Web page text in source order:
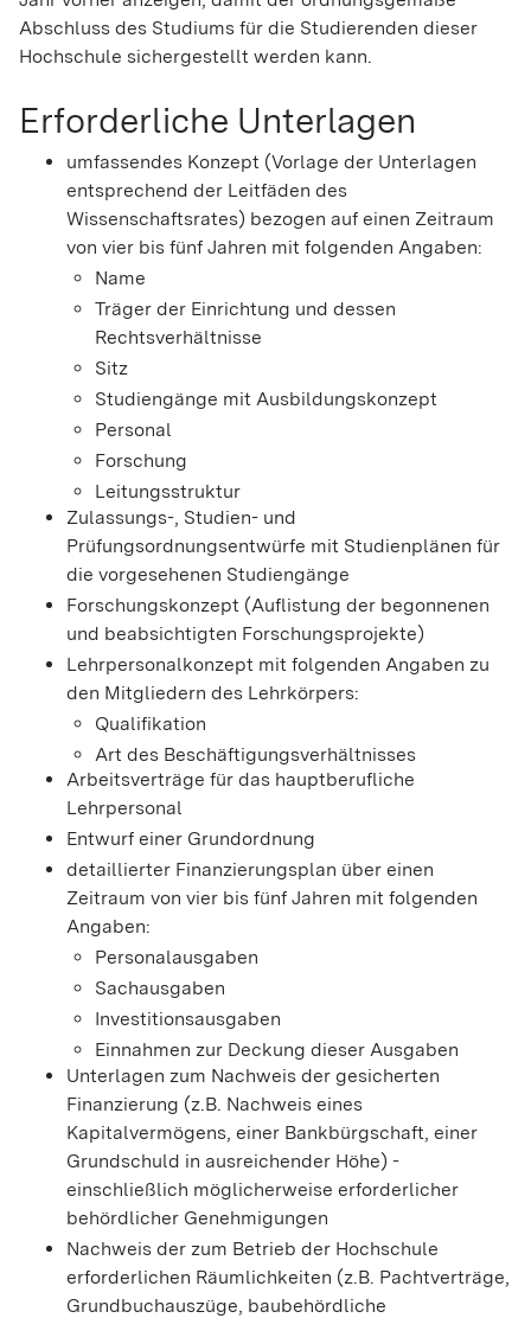
Abschluss des Studiums für die Studierenden dieser
Hochschule sichergestellt werden kann.
Erforderliche Unterlagen
umfassendes Konzept (Vorlage der Unterlagen
entsprechend der Leitfäden des
Wissenschaftsrates) bezogen auf einen Zeitraum
von vier bis fünf Jahren mit folgenden Angaben:
Name
Träger der Einrichtung und dessen
Rechtsverhältnisse
Sitz
Studiengänge mit Ausbildungskonzept
Personal
Forschung
Leitungsstruktur
Zulassungs-, Studien- und
Prüfungsordnungsentwürfe mit Studienplänen für
die vorgesehenen Studiengänge
Forschungskonzept (Auflistung der begonnenen
und beabsichtigten Forschungsprojekte)
Lehrpersonalkonzept mit folgenden Angaben zu
den Mitgliedern des Lehrkörpers:
Qualifikation
Art des Beschäftigungsverhältnisses
Arbeitsverträge für das hauptberufliche
Lehrpersonal
Entwurf einer Grundordnung
detaillierter Finanzierungsplan über einen
Zeitraum von vier bis fünf Jahren mit folgenden
Angaben:
Personalausgaben
Sachausgaben
Investitionsausgaben
Einnahmen zur Deckung dieser Ausgaben
Unterlagen zum Nachweis der gesicherten
Finanzierung (z.B. Nachweis eines
Kapitalvermögens, einer Bankbürgschaft, einer
Grundschuld in ausreichender Höhe) -
einschließlich möglicherweise erforderlicher
behördlicher Genehmigungen
Nachweis der zum Betrieb der Hochschule
erforderlichen Räumlichkeiten (z.B. Pachtverträge,
Grundbuchauszüge, baubehördliche